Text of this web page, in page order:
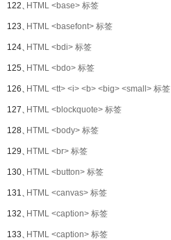
122、HTML <base> 标签
123、HTML <basefont> 标签
124、HTML <bdi> 标签
125、HTML <bdo> 标签
126、HTML <tt> <i> <b> <big> <small> 标签
127、HTML <blockquote> 标签
128、HTML <body> 标签
129、HTML <br> 标签
130、HTML <button> 标签
131、HTML <canvas> 标签
132、HTML <caption> 标签
133、HTML <caption> 标签